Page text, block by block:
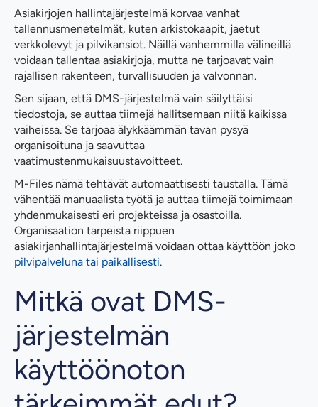
Asiakirjojen hallintajärjestelmä korvaa vanhat
tallennusmenetelmät, kuten arkistokaapit, jaetut
verkkolevyt ja pilvikansiot. Näillä vanhemmilla välineillä
voidaan tallentaa asiakirjoja, mutta ne tarjoavat vain
rajallisen rakenteen, turvallisuuden ja valvonnan.
Sen sijaan, että DMS-järjestelmä vain säilyttäisi
tiedostoja, se auttaa tiimejä hallitsemaan niitä kaikissa
vaiheissa. Se tarjoaa älykkäämmän tavan pysyä
organisoituna ja saavuttaa
vaatimustenmukaisuustavoitteet.
M-Files nämä tehtävät automaattisesti taustalla. Tämä
vähentää manuaalista työtä ja auttaa tiimejä toimimaan
yhdenmukaisesti eri projekteissa ja osastoilla.
Organisaation tarpeista riippuen
asiakirjanhallintajärjestelmä voidaan ottaa käyttöön joko
pilvipalveluna tai paikallisesti.
Mitkä ovat DMS-
järjestelmän
käyttöönoton